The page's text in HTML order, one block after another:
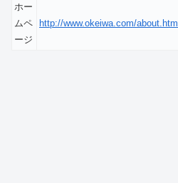
ホー
ムペ
ージ
http://www.okeiwa.com/about.htm